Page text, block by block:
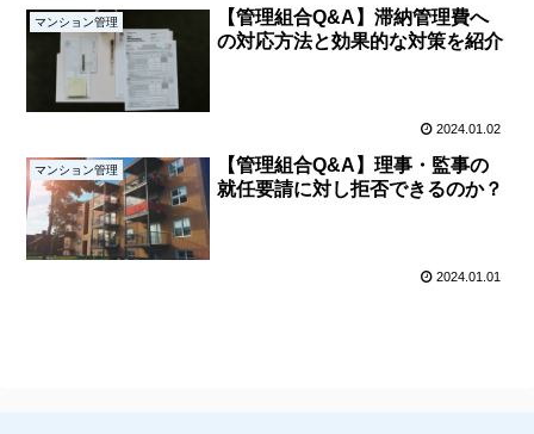
マンション管理
【管理組合Q&A】滞納管理費へ
の対応方法と効果的な対策を紹介
2024.01.02
マンション管理
【管理組合Q&A】理事・監事の
就任要請に対し拒否できるのか？
2024.01.01